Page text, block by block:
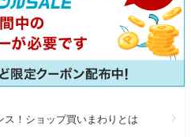
ス！ショップ買いまわりとは